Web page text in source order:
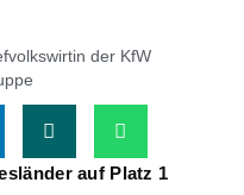
der KfW
auf Platz 1